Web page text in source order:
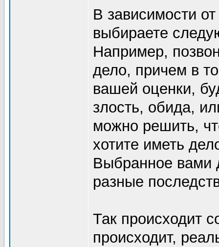
В зависимости
выбираете
Например,
дело, причем в
вашей оценки,
злость, обида,
можно решить,
хотите иметь
Выбранное вами
разные
Так происходит
происходит,